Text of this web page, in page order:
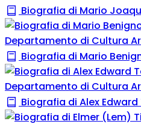
Biografia di Mario
Biografia di Mario
Biografia di Alex